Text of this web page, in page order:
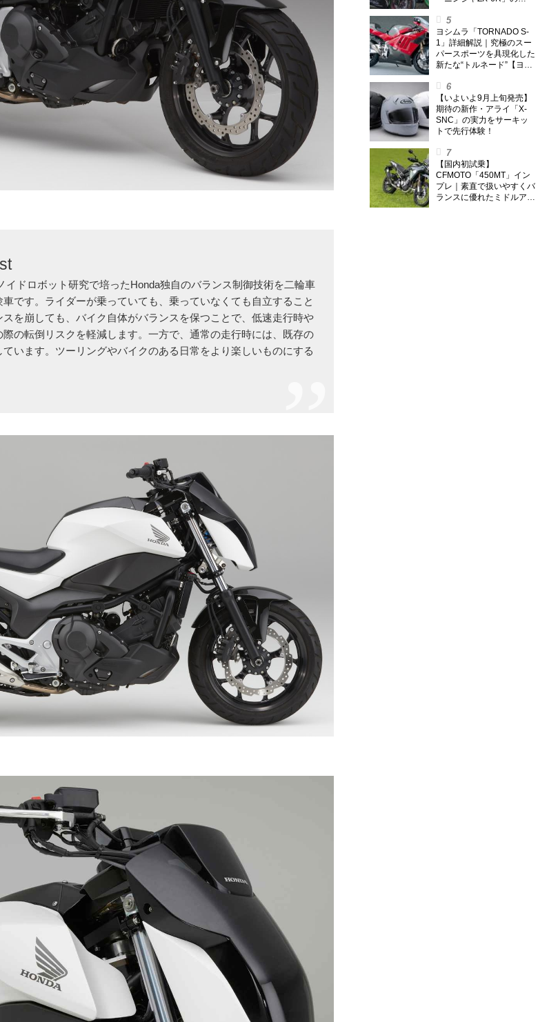
筒ニンジャも出たよ【海
外】
ヨシムラ「TORNADO S-
1」詳細解説｜究極のスー
パースポーツを具現化した
新たな“トルネード”【ヨシ
【いよいよ9月上旬発売】
期待の新作・アライ「X-
SNC」の実力をサーキッ
トで先行体験！
【国内初試乗】
CFMOTO「450MT」イン
プレ｜素直で扱いやすくバ
ランスに優れたミドルアド
イドロボット研究で培ったHonda独自のバランス制御技術を二輪車
です。ライダーが乗っていても、乗っていなくても自立すること
を崩しても、バイク自体がバランスを保つことで、低速走行時や
の転倒リスクを軽減します。一方で、通常の走行時には、既存の
います。ツーリングやバイクのある日常をより楽しいものにする